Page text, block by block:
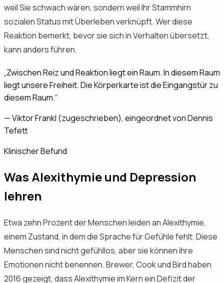
weil Sie schwach wären, sondern weil Ihr Stammhirn
sozialen Status mit Überleben verknüpft. Wer diese
Reaktion bemerkt, bevor sie sich in Verhalten übersetzt,
kann anders führen.
„Zwischen Reiz und Reaktion liegt ein Raum. In diesem Raum
liegt unsere Freiheit. Die Körperkarte ist die Eingangstür zu
diesem Raum.“
—Viktor Frankl (zugeschrieben), eingeordnet von Dennis
Tefett
Klinischer Befund
Was Alexithymie und Depression
lehren
Etwa zehn Prozent der Menschen leiden an Alexithymie,
einem Zustand, in dem die Sprache für Gefühle fehlt. Diese
Menschen sind nicht gefühllos, aber sie können ihre
Emotionen nicht benennen. Brewer, Cook und Bird haben
2016 gezeigt, dass Alexithymie im Kern ein Defizit der